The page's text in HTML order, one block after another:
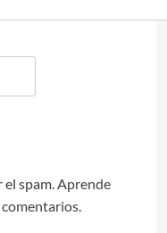
spam. Aprende